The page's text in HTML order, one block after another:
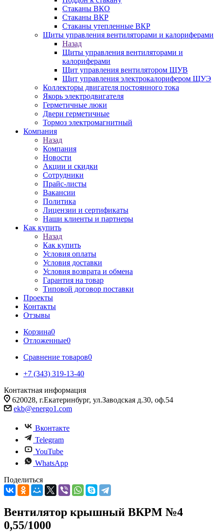
Стаканы ВКО
Стаканы ВКР
Стаканы утепленные ВКР
Щиты управления вентиляторами и калориферами
Назад
Щиты управления вентиляторами и
калориферами
Щит управления вентилятором ЩУВ
Щит управления электрокалорифером ЩУЭ
Коллекторы двигателя постоянного тока
Якорь электродвигателя
Герметичные люки
Двери герметичные
Тормоз электромагнитный
Компания
Назад
Компания
Новости
Акции и скидки
Сотрудники
Прайс-листы
Вакансии
Политика
Лицензии и сертификаты
Наши клиенты и партнеры
Как купить
Назад
Как купить
Условия оплаты
Условия доставки
Условия возврата и обмена
Гарантия на товар
Типовой договор поставки
Проекты
Контакты
Отзывы
Корзина0
Отложенные0
Сравнение товаров0
+7 (343) 319-13-40
Контактная информация
620028, г.Екатеринбург, ул.Заводская д.30, оф.54
ekb@energo1.com
Вконтакте
Telegram
YouTube
WhatsApp
Поделиться
Вентилятор крышный ВКРМ №4
0,55/1000